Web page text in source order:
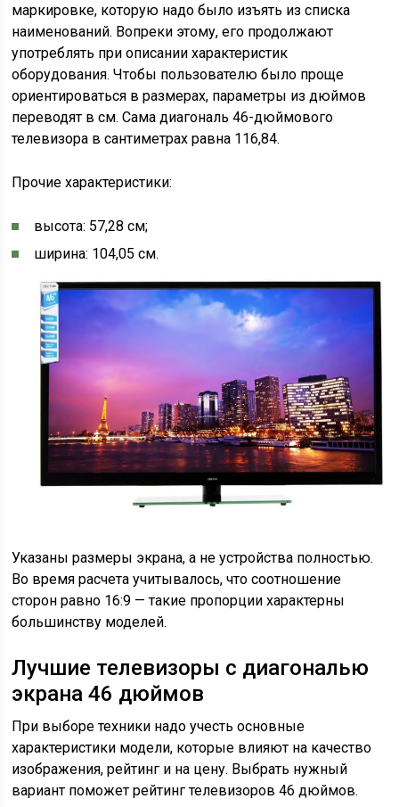
маркировке, которую надо было изъять из списка
наименований. Вопреки этому, его продолжают
употреблять при описании характеристик
оборудования. Чтобы пользователю было проще
ориентироваться в размерах, параметры из дюймов
переводят в см. Сама диагональ 46-дюймового
телевизора в сантиметрах равна 116,84.
Прочие характеристики:
высота: 57,28 см;
ширина: 104,05 см.
Указаны размеры экрана, а не устройства полностью.
Во время расчета учитывалось, что соотношение
сторон равно 16:9 — такие пропорции характерны
большинству моделей.
Лучшие телевизоры с диагональю
экрана 46 дюймов
При выборе техники надо учесть основные
характеристики модели, которые влияют на качество
изображения, рейтинг и на цену. Выбрать нужный
вариант поможет рейтинг телевизоров 46 дюймов.